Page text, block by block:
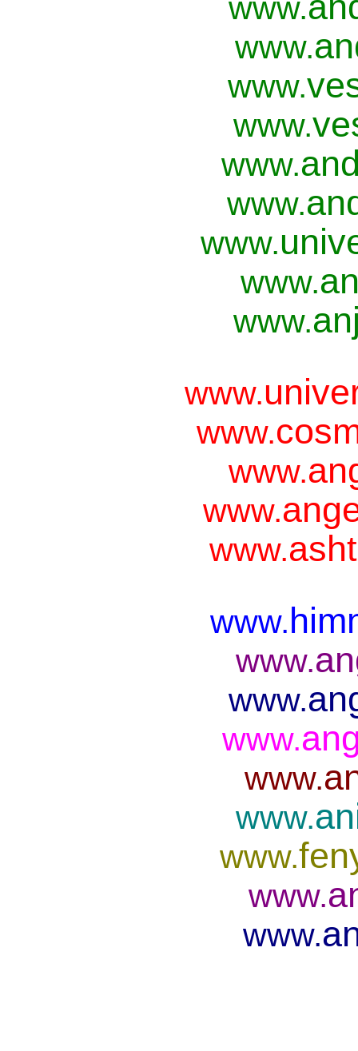
www.
www.
www.
www.
www.
www.
www.
www.
www.
www.
www.
www.
www.
www.
www.
www.
www.
www.
www.
www.
www.
www.
www.